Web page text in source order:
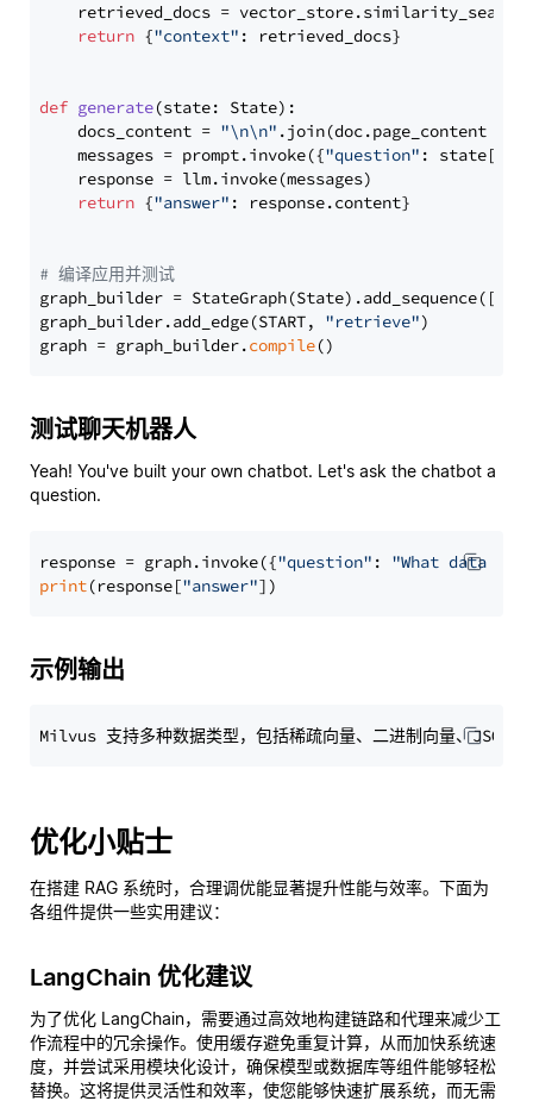
retrieved_docs =
return {"context" : retrieved_docs}
def generate(state: State):
    docs_content =
"\n\n" .join(doc.page_content
    messages = prompt.invoke({
"question" : state[
    response = llm.invoke(messages)
return {"answer" : response.content}
# 编译应用并测试
graph_builder =
graph_builder.add_edge(START, "retrieve")
graph = graph_builder.compile
测试聊天机器人
Yeah! You've built your own chatbot. Let's ask the chatbot a
question.
response = graph.invoke({"question" : "What data
print(response["answer"
示例输出
优化小贴士
在搭建 RAG 系统时，合理调优能显著提升性能与效率。下面为
各组件提供一些实用建议：
LangChain 优化建议
为了优化 LangChain，需要通过高效地构建链路和代理来减少工
作流程中的冗余操作。使用缓存避免重复计算，从而加快系统速
度，并尝试采用模块化设计，确保模型或数据库等组件能够轻松
替换。这将提供灵活性和效率，使您能够快速扩展系统，而无需